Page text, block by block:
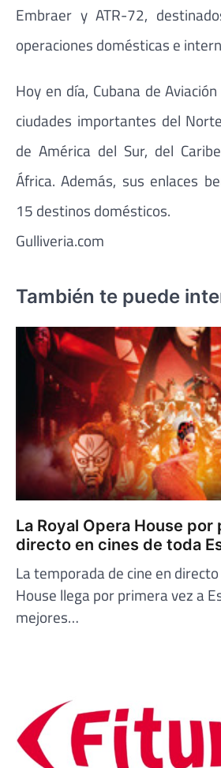
Embraer y ATR-72,
operaciones domésticas e
Hoy en día, Cubana de
ciudades importantes del
de América del Sur, del
África. Además, sus enlaces
15 destinos domésticos.
Gulliveria.com
También te puede
La Royal Opera House por
directo en cines de toda
La temporada de cine en
House llega por primera vez a
mejores…